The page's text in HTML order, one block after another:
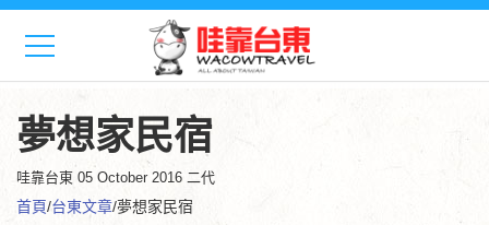
夢想家民宿
哇靠台東 05 October 2016 二代
首頁/台東文章/夢想家民宿